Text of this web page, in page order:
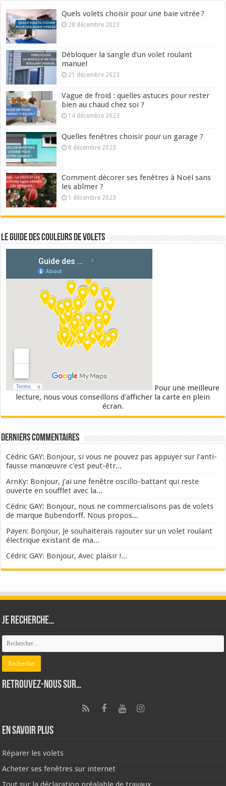
Quels volets choisir pour une baie vitrée ?
28 décembre 2023
Débloquer la sangle d’un volet roulant
manuel
21 décembre 2023
Vague de froid : quelles astuces pour rester
bien au chaud chez soi ?
14 décembre 2023
Quelles fenêtres choisir pour un garage ?
8 décembre 2023
Comment décorer ses fenêtres à Noël sans
les abîmer ?
1 décembre 2023
Le guide des couleurs de volets
Pour une meilleure
lecture, nous vous conseillons d'afficher la carte en plein
écran.
Derniers commentaires
Cédric GAY: Bonjour, si vous ne pouvez pas appuyer sur l'anti-
fausse manœuvre c'est peut-êtr...
ArnKy: Bonjour, j’ai une fenêtre oscillo-battant qui reste
ouverte en soufflet avec la...
Cédric GAY: Bonjour, nous ne commercialisons pas de volets
de marque Bubendorff. Nous propos...
Payen: Bonjour, Je souhaiterais rajouter sur un volet roulant
électrique existant de ma...
Cédric GAY: Bonjour, Avec plaisir !...
Je recherche…
Retrouvez-nous sur…
En savoir plus
Réparer les volets
Acheter ses fenêtres sur internet